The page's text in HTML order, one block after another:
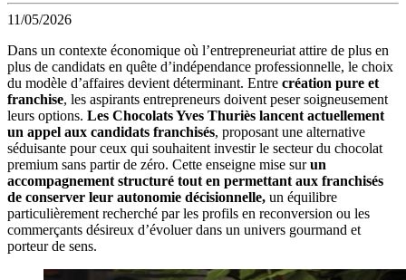
11/05/2026
Dans un contexte économique où l’entrepreneuriat attire de plus en
plus de candidats en quête d’indépendance professionnelle, le choix
du modèle d’affaires devient déterminant. Entre création pure et
franchise, les aspirants entrepreneurs doivent peser soigneusement
leurs options. Les Chocolats Yves Thuriès lancent actuellement
un appel aux candidats franchisés, proposant une alternative
séduisante pour ceux qui souhaitent investir le secteur du chocolat
premium sans partir de zéro. Cette enseigne mise surun
accompagnement structuré tout en permettant aux franchisés
de conserver leur autonomie décisionnelle, un équilibre
particulièrement recherché par les profils en reconversion ou les
commerçants désireux d’évoluer dans un univers gourmand et
porteur de sens.